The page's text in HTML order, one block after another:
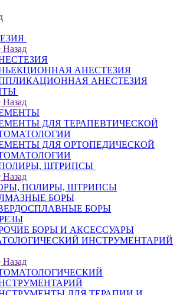
Назад
АНЕСТЕЗИЯ
АНЕСТЕЗИЯ
Назад
ДЛЯ ТЕРАПЕВТИЧЕСКОЙ
ДЛЯ ОРТОПЕДИЧЕСКОЙ
ШТРИПСЫ
Назад
ПОЛИРЫ, ШТРИПСЫ
БОРЫ
БОРЫ
БОРЫ И АКСЕССУАРЫ
ИНСТРУМЕНТАРИЙ
Назад